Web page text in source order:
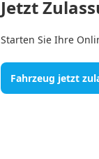
Jetzt
Starten Sie Ihre
Fahrzeug jetzt